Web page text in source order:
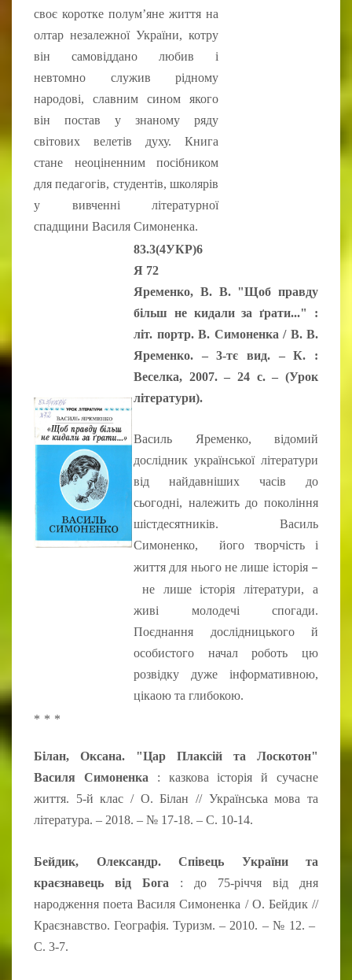
своє коротке полум’яне життя на
олтар незалежної України, котру
він самовіддано любив і
невтомно служив рідному
народові, славним сином якого
він постав у знаному ряду
світових велетів духу. Книга
стане неоціненним посібником
для педагогів, студентів, школярів
у вивченні літературної
спадщини Василя Симоненка.
83.3(4УКР)6
Я 72
Яременко, В. В. "Щоб правду
більш не кидали за ґрати..." :
літ. портр. В. Симоненка / В. В.
Яременко. – 3-тє вид. – К. :
Веселка, 2007. – 24 с. – (Урок
літератури).
Василь Яременко, відомий
дослідник української літератури
від найдавніших часів до
сьогодні, належить до покоління
шістдесятників. Василь
Симоненко, його творчість і
життя для нього не лише історія –
не лише історія літератури, а
живі молодечі спогади.
Поєднання дослідницького й
особистого начал роботь цю
розвідку дуже інформативною,
цікаою та глибокою.
* * *
Білан, Оксана. "Цар Плаксій та Лоскотон"
Василя Симоненка : казкова історія й сучасне
життя. 5-й клас / О. Білан // Українська мова та
література. – 2018. – № 17-18. – С. 10-14.
Бейдик, Олександр. Співець України та
краєзнавець від Бога : до 75-річчя від дня
народження поета Василя Симоненка / О. Бейдик //
Краєзнавство. Географія. Туризм. – 2010. – № 12. –
С. 3-7.